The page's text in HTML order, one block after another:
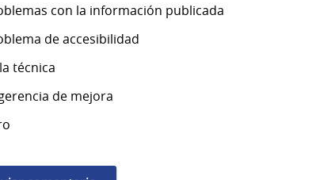
con la información publicada
de accesibilidad
técnica
de mejora